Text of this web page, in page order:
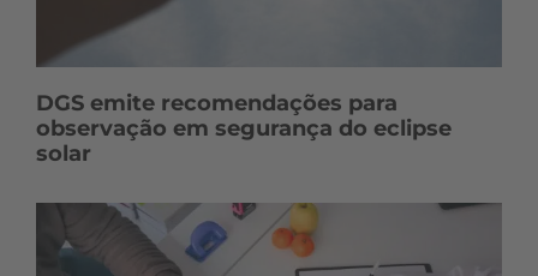
DGS emite recomendações para
observação em segurança do eclipse
solar